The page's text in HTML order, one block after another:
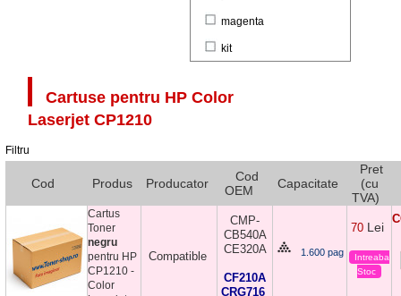
magenta
kit
Cartuse pentru HP Color
Laserjet CP1210
Filtru
Cod Produs Producator
Cod
OEM
Capacitate
Pret
(cu
TVA)
Cartus
Toner
negru
pentru HP
CP1210 -
Color
Compatible
CMP-
CB540A
CE320A
CF210A
CRG716
1.600 pag
70 Lei
Intreaba
Stoc